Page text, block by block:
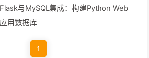
Flask与MySQL集成：构建Python Web
应用数据库
1